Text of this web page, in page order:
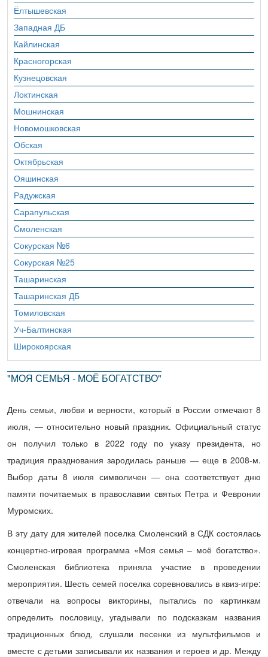
Ёлтышевская
Западная ДБ
Кайлинская
Красногорская
Кузнецовская
Локтинская
Мошнинская
Новомошковская
Обская
Октябрьская
Ояшинская
Радужская
Сарапульская
Cмоленская
Сокурская №6
Сокурская №25
Ташаринская
Ташаринская ДБ
Томиловская
Уч-Балтинская
Широкоярская
"МОЯ СЕМЬЯ - МОЁ БОГАТСТВО"
День семьи, любви и верности, который в России отмечают 8
июля, — относительно новый праздник. Официальный статус
он получил только в 2022 году по указу президента, но
традиция празднования зародилась раньше — еще в 2008-м.
Выбор даты 8 июля символичен — она соответствует дню
памяти почитаемых в православии святых Петра и Февронии
Муромских.
В эту дату для жителей поселка Смоленский в СДК состоялась
концертно-игровая программа «Моя семья – моё богатство».
Смоленская библиотека приняла участие в проведении
мероприятия. Шесть семей поселка соревновались в квиз-игре:
отвечали на вопросы викторины, пытались по картинкам
определить пословицу, угадывали по подсказкам названия
традиционных блюд, слушали песенки из мультфильмов и
вместе с детьми записывали их названия и героев и др. Между